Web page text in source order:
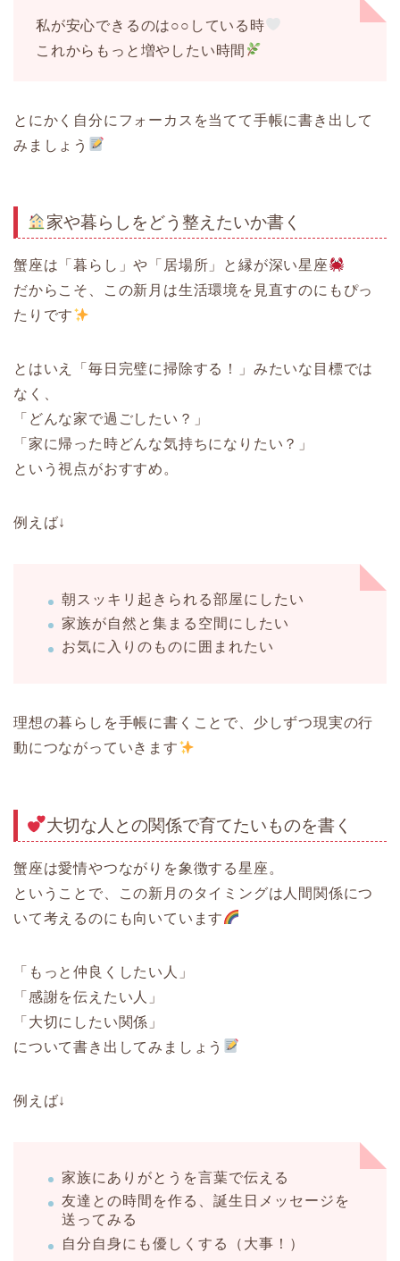
私が安心できるのは○○している時
これからもっと増やしたい時間
とにかく自分にフォーカスを当てて手帳に書き出して
みましょう
家や暮らしをどう整えたいか書く
蟹座は「暮らし」や「居場所」と縁が深い星座
だからこそ、この新月は生活環境を見直すのにもぴっ
たりです
とはいえ「毎日完璧に掃除する！」みたいな目標では
なく、
「どんな家で過ごしたい？」
「家に帰った時どんな気持ちになりたい？」
という視点がおすすめ。
例えば↓
朝スッキリ起きられる部屋にしたい
家族が自然と集まる空間にしたい
お気に入りのものに囲まれたい
理想の暮らしを手帳に書くことで、少しずつ現実の行
動につながっていきます
大切な人との関係で育てたいものを書く
蟹座は愛情やつながりを象徴する星座。
ということで、この新月のタイミングは人間関係につ
いて考えるのにも向いています
「もっと仲良くしたい人」
「感謝を伝えたい人」
「大切にしたい関係」
について書き出してみましょう
例えば↓
家族にありがとうを言葉で伝える
友達との時間を作る、誕生日メッセージを
送ってみる
自分自身にも優しくする（大事！）